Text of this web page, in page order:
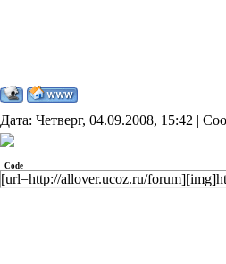
Дата: Четверг, 04.09.2008, 15:42 |
Code
[url=http://allover.ucoz.ru/